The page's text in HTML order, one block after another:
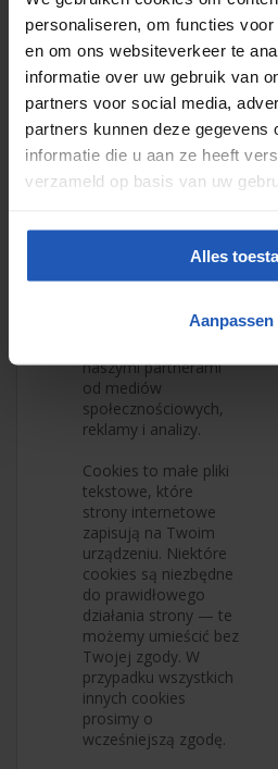
personaliseren, om functies
en om ons websiteverkeer te
informatie over uw gebruik van
partners voor social media,
partners kunnen deze gegevens
informatie die u aan ze heeft
verzameld op basis van uw
Alles
Aanpassen
aby uczynić Twoją
wizytę jak najbardziej
spersonalizowaną i
przyjazną. Dzięki tym
plikom cookies
możemy dostosować
treści i reklamy do
Twoich preferencji,
oferować funkcje
na naszej stronie.
Dzielimy się
Twoim korzystaniu z
naszymi partnerami
od mediów
społecznościowych,
reklamy i analizy.
Cookies to małe pliki
tekstowe, które
strony internetowe
zapisują na Twoim
urządzeniu. Niektóre
cookies są niezbędne
do prawidłowego
działania strony — te
możemy umieścić bez
Twojej zgody. W
przypadku wszystkich
innych cookies
prosimy o
wcześniejszą zgodę.